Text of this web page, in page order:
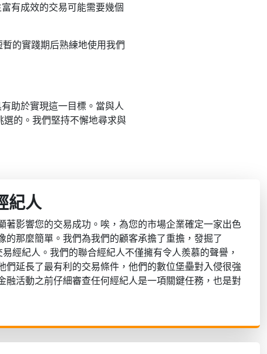
有成效的交易可能需要幾個
的實踐期后熟練地使用我們
助於實現這一目標。當與人
的。我們堅持不懈地尋求與
紀人
著影響您的交易成功。唉，為您的市場企業確定一家出色
的那麼簡單。我們為我們的顧客承擔了重擔，發掘了
經紀人。我們的聯合經紀人不僅擁有令人羨慕的聲譽，
們延長了最有利的交易條件，他們的數位堡壘對入侵很強
融活動之前仔細審查任何經紀人是一項關鍵任務，也是對